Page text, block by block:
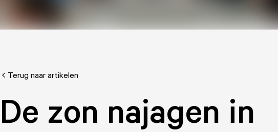
Terug naar artikelen
De zon najagen in